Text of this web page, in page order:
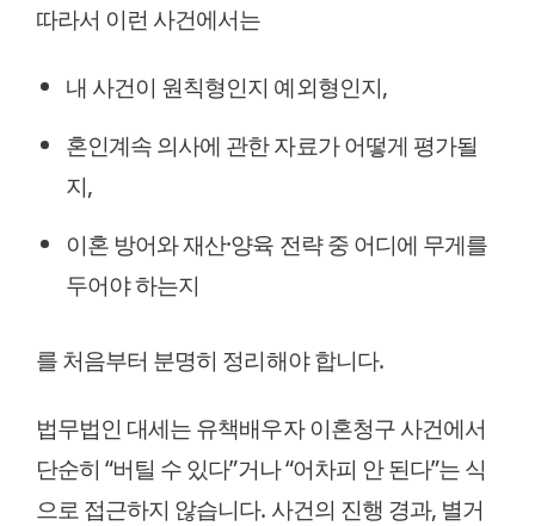
따라서 이런 사건에서는
내 사건이 원칙형인지 예외형인지,
혼인계속 의사에 관한 자료가 어떻게 평가될
지,
이혼 방어와 재산·양육 전략 중 어디에 무게를
두어야 하는지
를 처음부터 분명히 정리해야 합니다.
법무법인 대세는 유책배우자 이혼청구 사건에서
단순히 “버틸 수 있다”거나 “어차피 안 된다”는 식
으로 접근하지 않습니다. 사건의 진행 경과, 별거